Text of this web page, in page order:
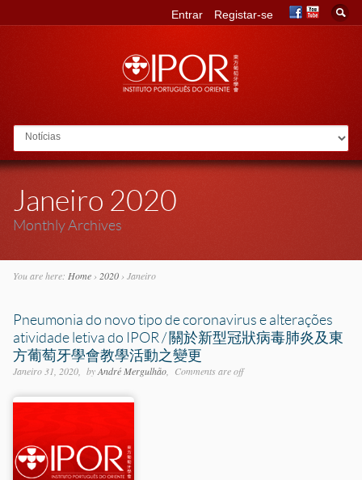
Go to:
Entrar Registar-se
Janeiro 2020
Monthly Archives
You are here: Home› 2020› Janeiro
Pneumonia do novo tipo de coronavirus e alterações
atividade letiva do IPOR / 關於新型冠狀病毒肺炎及東
方葡萄牙學會教學活動之變更
Janeiro 31, 2020 byAndré Mergulhão Comments are off